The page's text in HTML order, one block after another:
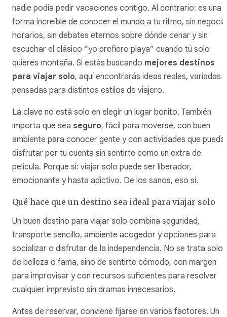
nadie podía pedir vacaciones contigo. Al contrario: es una
forma increíble de conocer el mundo a tu ritmo, sin
horarios, sin debates eternos sobre dónde cenar y sin
escuchar el clásico “yo prefiero playa” cuando tú solo
quieres montaña. Si estás buscando mejores destinos
para viajar solo, aquí encontrarás ideas reales, variadas y
pensadas para distintos estilos de viajero.
La clave no está solo en elegir un lugar bonito. También
importa que sea seguro, fácil para moverse, con buen
ambiente para conocer gente y con actividades que
disfrutar por tu cuenta sin sentirte como un extra de
película. Porque sí: viajar solo puede ser liberador,
emocionante y hasta adictivo. De los sanos, eso sí.
Qué hace que un destino sea ideal para viajar solo
Un buen destino para viajar solo combina seguridad,
transporte sencillo, ambiente acogedor y opciones para
socializar o disfrutar de la independencia. No se trata solo
de belleza o fama, sino de sentirte cómodo, con margen
para improvisar y con recursos suficientes para resolver
cualquier imprevisto sin dramas innecesarios.
Antes de reservar, conviene fijarse en varios factores. Un